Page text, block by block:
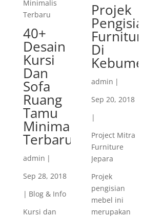
40+
Desain
Kursi
Dan
Sofa
Ruang
Tamu
Minimalis
Terbaru
admin |
Sep 28, 2018
| Blog & Info
Kursi dan
Projek
Pengisian
Furniture
Di
Kebumen
admin |
Sep 20, 2018
|
Project Mitra
Furniture
Jepara
Projek
pengisian
mebel ini
merupakan